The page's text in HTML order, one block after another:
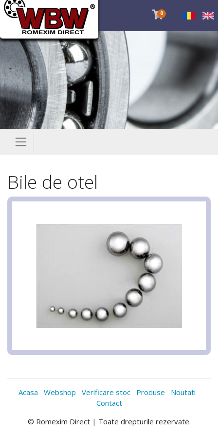
0
Bile de otel
Acasa Webshop Verificare stoc Produse
Noutati
Contact
© Romexim Direct | Toate drepturile rezervate.